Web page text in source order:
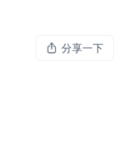
分享一下